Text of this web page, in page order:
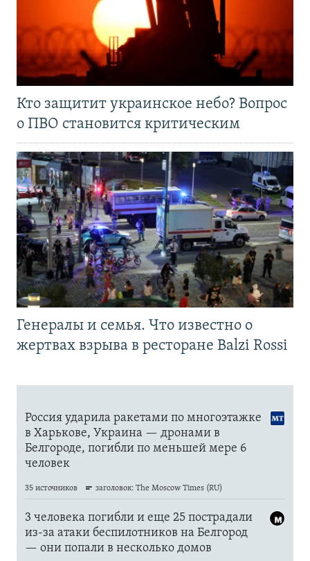
Кто защитит украинское небо? Вопрос
о ПВО становится критическим
Генералы и семья. Что известно о
жертвах взрыва в ресторане Balzi Rossi